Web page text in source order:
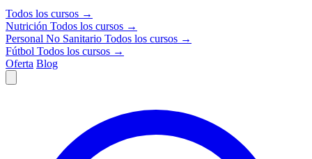
Todos los cursos →
Nutrición Todos los cursos →
Personal No Sanitario Todos los cursos →
Fútbol Todos los cursos →
Oferta Blog